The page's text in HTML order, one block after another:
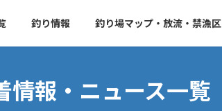
釣り情報 釣り場マップ・放流・禁漁区
情報・ニュース一覧